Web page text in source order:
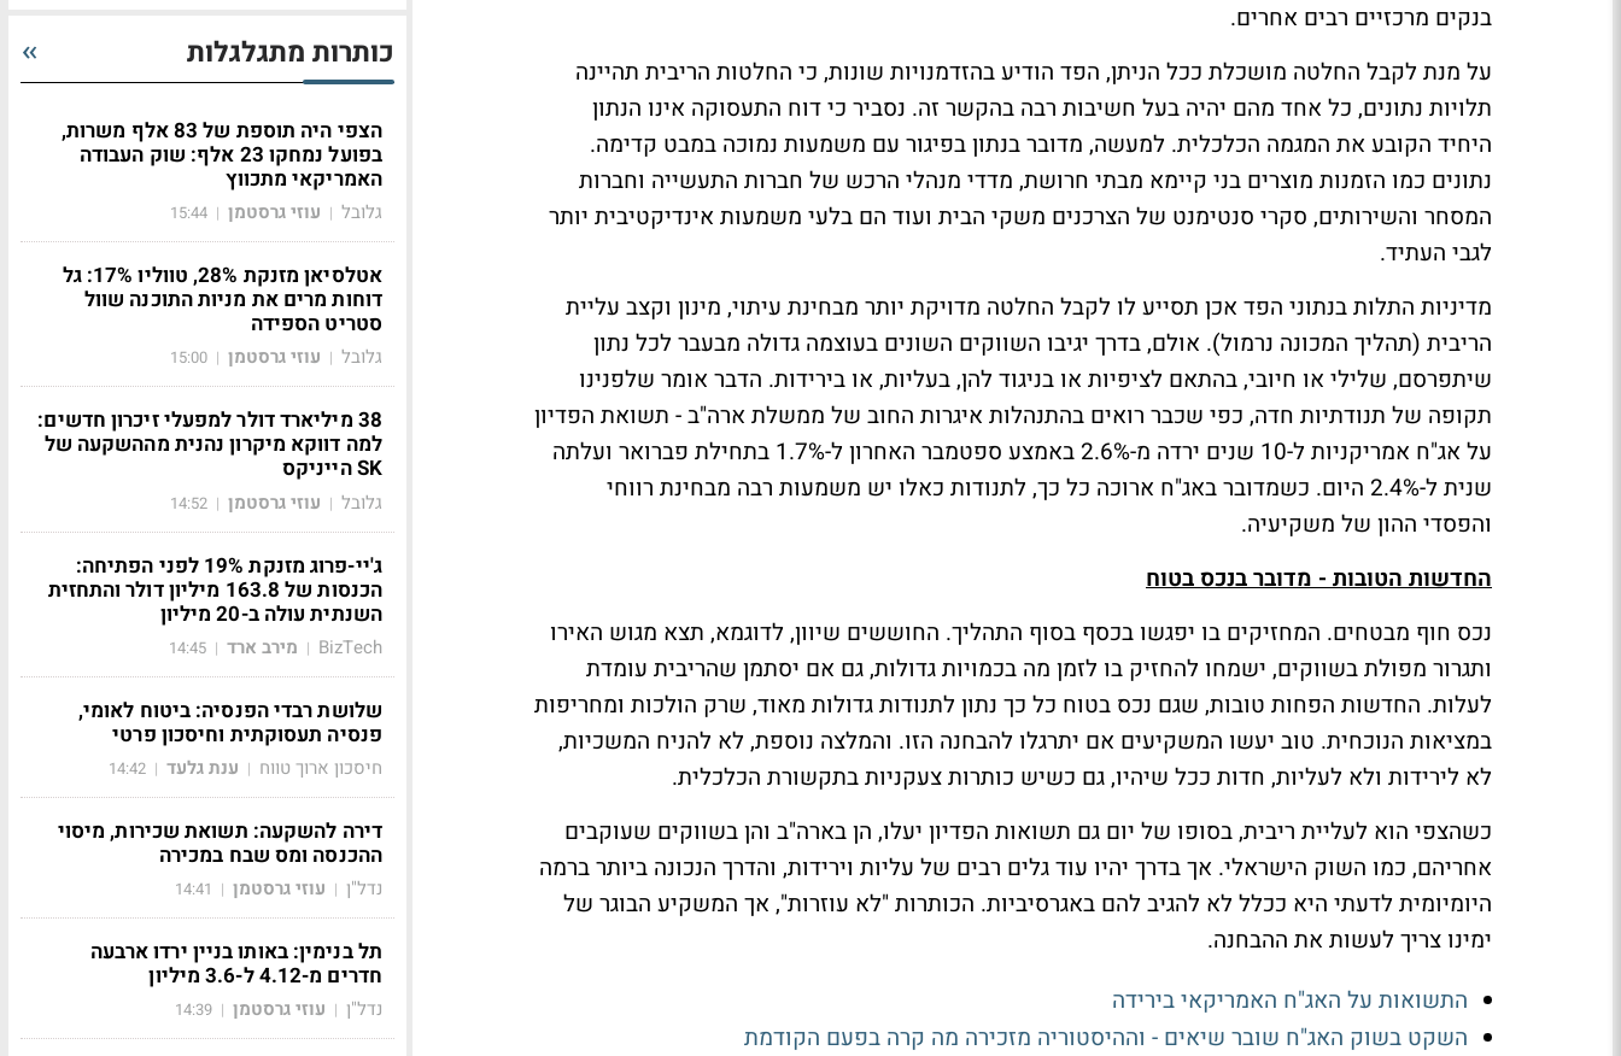
בנקים מרכזיים רבים אחרים.
על מנת לקבל החלטה מושכלת ככל הניתן, הפד הודיע בהזדמנויות שונות, כי החלטות הריבית תהיינה
תלויות נתונים, כל אחד מהם יהיה בעל חשיבות רבה בהקשר זה. נסביר כי דוח התעסוקה אינו הנתון
היחיד הקובע את המגמה הכלכלית. למעשה, מדובר בנתון בפיגור עם משמעות נמוכה במבט קדימה.
נתונים כמו הזמנות מוצרים בני קיימא מבתי חרושת, מדדי מנהלי הרכש של חברות התעשייה וחברות
המסחר והשירותים, סקרי סנטימנט של הצרכנים משקי הבית ועוד הם בלעי משמעות אינדיקטיבית יותר
לגבי העתיד.
מדיניות התלות בנתוני הפד אכן תסייע לו לקבל החלטה מדויקת יותר מבחינת עיתוי, מינון וקצב עליית
הריבית (תהליך המכונה נרמול). אולם, בדרך יגיבו השווקים השונים בעוצמה גדולה מבעבר לכל נתון
שיתפרסם, שלילי או חיובי, בהתאם לציפיות או בניגוד להן, בעליות, או בירידות. הדבר אומר שלפנינו
תקופה של תנודתיות חדה, כפי שכבר רואים בהתנהלות איגרות החוב של ממשלת ארה"ב - תשואת הפדיון
על אג"ח אמריקניות ל-10 שנים ירדה מ-2.6% באמצע ספטמבר האחרון ל-1.7% בתחילת פברואר ועלתה
שנית ל-2.4% היום. כשמדובר באג"ח ארוכה כל כך, לתנודות כאלו יש משמעות רבה מבחינת רווחי
והפסדי ההון של משקיעיה.
החדשות הטובות - מדובר בנכס בטוח
נכס חוף מבטחים. המחזיקים בו יפגשו בכסף בסוף התהליך. החוששים שיוון, לדוגמא, תצא מגוש האירו
ותגרור מפולת בשווקים, ישמחו להחזיק בו לזמן מה בכמויות גדולות, גם אם יסתמן שהריבית עומדת
לעלות. החדשות הפחות טובות, שגם נכס בטוח כל כך נתון לתנודות גדולות מאוד, שרק הולכות ומחריפות
במציאות הנוכחית. טוב יעשו המשקיעים אם יתרגלו להבחנה הזו. והמלצה נוספת, לא להניח המשכיות,
לא לירידות ולא לעליות, חדות ככל שיהיו, גם כשיש כותרות צעקניות בתקשורת הכלכלית.
כשהצפי הוא לעליית ריבית, בסופו של יום גם תשואות הפדיון יעלו, הן בארה"ב והן בשווקים שעוקבים
אחריהם, כמו השוק הישראלי. אך בדרך יהיו עוד גלים רבים של עליות וירידות, והדרך הנכונה ביותר ברמה
היומיומית לדעתי היא ככלל לא להגיב להם באגרסיביות. הכותרות "לא עוזרות", אך המשקיע הבוגר של
ימינו צריך לעשות את ההבחנה.
התשואות על האג"ח האמריקאי בירידה
השקט בשוק האג"ח שובר שיאים - וההיסטוריה מזכירה מה קרה בפעם הקודמת
כותרות מתגלגלות
הצפי היה תוספת של 83 אלף משרות,
בפועל נמחקו 23 אלף: שוק העבודה
האמריקאי מתכווץ
גלובל | עוזי גרסטמן |
15:44
אטלסיאן מזנקת 28%, טווליו 17%: גל
דוחות מרים את מניות התוכנה שוול
סטריט הספידה
גלובל | עוזי גרסטמן |
15:00
38 מיליארד דולר למפעלי זיכרון חדשים:
למה דווקא מיקרון נהנית מההשקעה של
SK הייניקס
גלובל | עוזי גרסטמן |
14:52
ג'יי-פרוג מזנקת 19% לפני הפתיחה:
הכנסות של 163.8 מיליון דולר והתחזית
השנתית עולה ב-20 מיליון
BizTech
| מירב ארד |
14:45
שלושת רבדי הפנסיה: ביטוח לאומי,
פנסיה תעסוקתית וחיסכון פרטי
חיסכון ארוך טווח | ענת גלעד |
14:42
דירה להשקעה: תשואת שכירות, מיסוי
ההכנסה ומס שבח במכירה
נדל"ן | עוזי גרסטמן |
14:41
תל בנימין: באותו בניין ירדו ארבעה
חדרים מ-4.12 ל-3.6 מיליון
נדל"ן | עוזי גרסטמן |
14:39